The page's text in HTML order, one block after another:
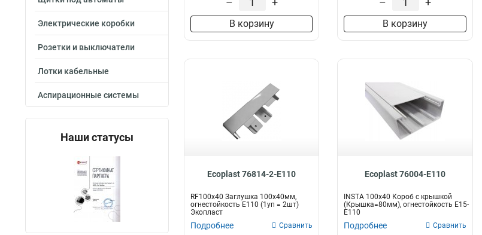
Электрические коробки
Розетки и выключатели
Лотки кабельные
Аспирационные системы
Наши статусы
В корзину В корзину
Ecoplast 76814-2-E110
RF100х40 Заглушка 100х40мм,
огнестойкость E110 (1уп = 2шт)
Экопласт
Подробнее Сравнить
Ecoplast 76004-E110
INSTA 100x40 Короб с крышкой
(Крышка=80мм), огнестойкость E15-
E110
Подробнее Сравнить